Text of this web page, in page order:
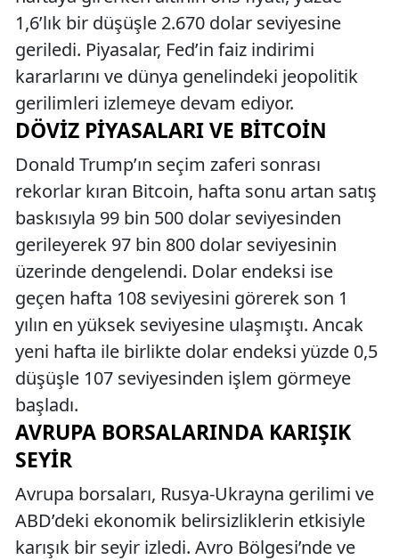
1,6’lık bir düşüşle 2.670 dolar seviyesine
geriledi. Piyasalar, Fed’in faiz indirimi
kararlarını ve dünya genelindeki jeopolitik
gerilimleri izlemeye devam ediyor.
DÖVIZ PIYASALARI VE BITCOIN
Donald Trump’ın seçim zaferi sonrası
rekorlar kıran Bitcoin, hafta sonu artan satış
baskısıyla 99 bin 500 dolar seviyesinden
gerileyerek 97 bin 800 dolar seviyesinin
üzerinde dengelendi. Dolar endeksi ise
geçen hafta 108 seviyesini görerek son 1
yılın en yüksek seviyesine ulaşmıştı. Ancak
yeni hafta ile birlikte dolar endeksi yüzde 0,5
düşüşle 107 seviyesinden işlem görmeye
başladı.
AVRUPA BORSALARINDA KARIŞIK
SEYIR
Avrupa borsaları, Rusya-Ukrayna gerilimi ve
ABD’deki ekonomik belirsizliklerin etkisiyle
karışık bir seyir izledi. Avro Bölgesi’nde ve